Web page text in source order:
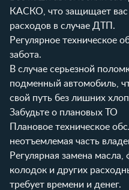
КАСКО, что защищает
расходов в случае ДТП.
Регулярное техническое
забота.
В случае серьезной
подменный автомобиль,
свой путь без лишних
Забудьте о плановых ТО
Плановое техническое
неотъемлемая часть
Регулярная замена
колодок и других
требует времени и денег.